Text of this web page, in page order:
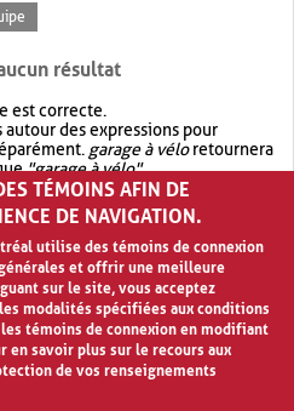
résultat
est correcte.
des expressions pour
garage à véloretournera
"garage à vélo".
avec OR.garage OR vélo
résultat quegarage à vélo
TÉMOINS AFIN DE
DE NAVIGATION.
utilise des témoins de connexion
et offrir une meilleure
sur le site, vous acceptez
modalités spécifiées aux conditions
témoins de connexion en modifiant
en savoir plus sur le recours aux
de vos renseignements